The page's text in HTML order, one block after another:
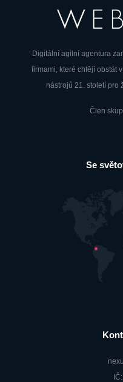
Digitální agilní agentura
firmami, které chtějí obstát
nástrojů 21. století pro
Člen
Se